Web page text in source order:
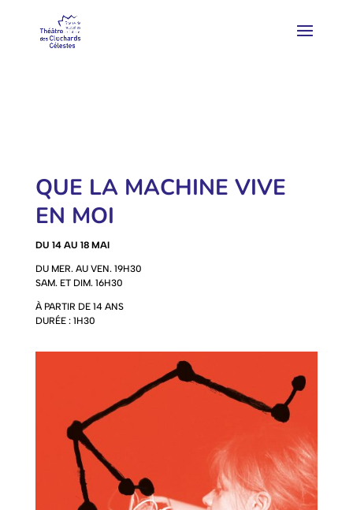
QUE LA MACHINE VIVE
EN MOI
DU 14 AU 18 MAI
DU MER. AU VEN. 19H30
SAM. ET DIM. 16H30
À PARTIR DE 14 ANS
DURÉE : 1H30